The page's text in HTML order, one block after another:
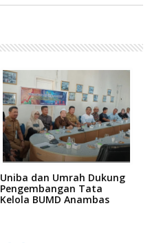
Uniba dan Umrah Dukung
Pengembangan Tata
Kelola BUMD Anambas